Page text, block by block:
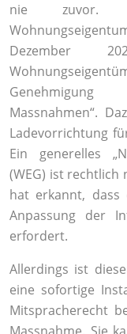
nie zuvor.
Dezember
Massnahmen“.
Ladevorrichtung
Ein generelles
(WEG) ist
hat erkannt, dass
Anpassung der
erfordert.
Allerdings ist
eine sofortige
Mitspracherecht